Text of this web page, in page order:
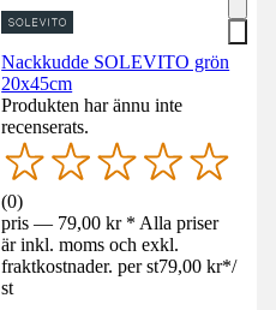
Nackkudde SOLEVITO grön
20x45cm
Produkten har ännu inte
recenserats.
(0)
pris — 79,00 kr * Alla priser
är inkl. moms och exkl.
fraktkostnader. per st79,00 kr*/
st